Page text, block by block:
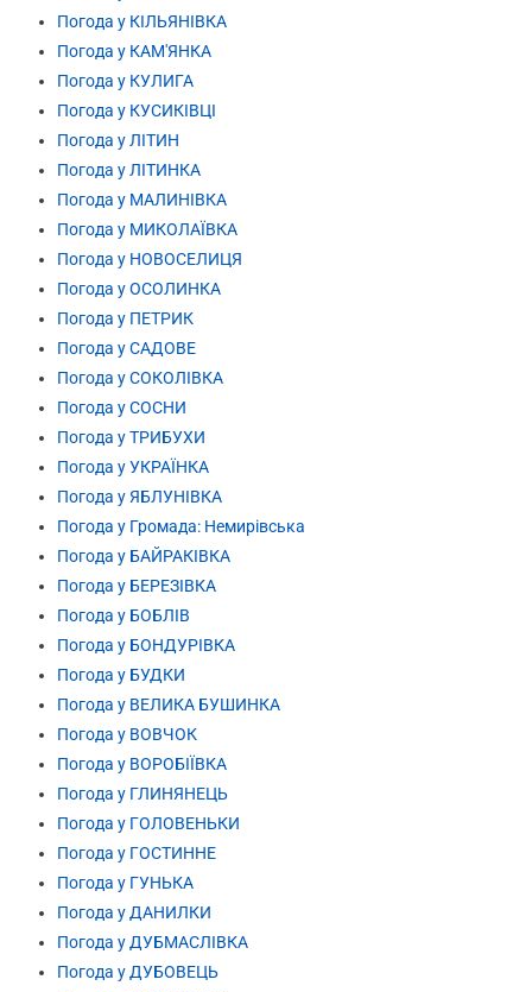
Погода у КІЛЬЯНІВКА
Погода у КАМ'ЯНКА
Погода у КУЛИГА
Погода у КУСИКІВЦІ
Погода у ЛІТИН
Погода у ЛІТИНКА
Погода у МАЛИНІВКА
Погода у МИКОЛАЇВКА
Погода у НОВОСЕЛИЦЯ
Погода у ОСОЛИНКА
Погода у ПЕТРИК
Погода у САДОВЕ
Погода у СОКОЛІВКА
Погода у СОСНИ
Погода у ТРИБУХИ
Погода у УКРАЇНКА
Погода у ЯБЛУНІВКА
Погода у Громада: Немирівська
Погода у БАЙРАКІВКА
Погода у БЕРЕЗІВКА
Погода у БОБЛІВ
Погода у БОНДУРІВКА
Погода у БУДКИ
Погода у ВЕЛИКА БУШИНКА
Погода у ВОВЧОК
Погода у ВОРОБІЇВКА
Погода у ГЛИНЯНЕЦЬ
Погода у ГОЛОВЕНЬКИ
Погода у ГОСТИННЕ
Погода у ГУНЬКА
Погода у ДАНИЛКИ
Погода у ДУБМАСЛІВКА
Погода у ДУБОВЕЦЬ